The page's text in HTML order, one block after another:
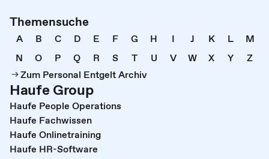
Themensuche
A B C D E F G H I J K L
M
N
O P Q R S T U V W X Y
Z
Zum Personal Entgelt Archiv
Haufe Group
Haufe People Operations
Haufe Fachwissen
Haufe Onlinetraining
Haufe HR-Software